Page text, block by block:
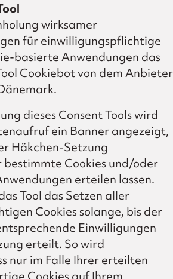
wirksamer
für einwilligungspflichtige
basierte Anwendungen das
Cookiebot von dem Anbieter
dieses Consent Tools wird
ein Banner angezeigt,
Häkchen-Setzung
Cookies und/oder
erteilen lassen.
Tool das Setzen aller
Cookies solange, bis der
Einwilligungen
erteilt. So wird
nur im Falle Ihrer erteilten